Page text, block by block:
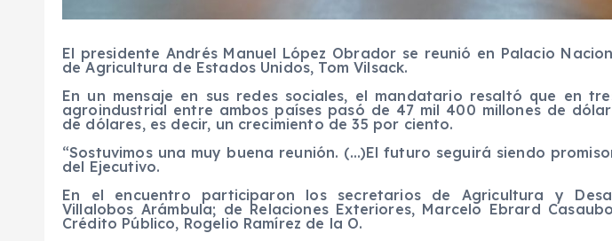
El presidente Andrés Manuel López Obrador se reunió en Palacio
de Agricultura de Estados Unidos, Tom Vilsack.
En un mensaje en sus redes sociales, el mandatario resaltó que en
agroindustrial entre ambos países pasó de 47 mil 400 millones de
de dólares, es decir, un crecimiento de 35 por ciento.
“Sostuvimos una muy buena reunión. (…)El futuro seguirá siendo
del Ejecutivo.
En el encuentro participaron los secretarios de Agricultura y
Villalobos Arámbula; de Relaciones Exteriores, Marcelo Ebrard
Crédito Público, Rogelio Ramírez de la O.